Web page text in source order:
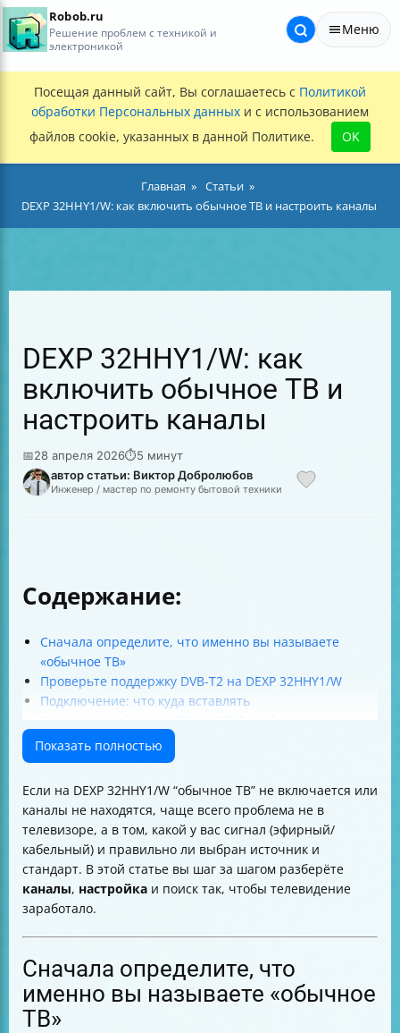
Robob.ru
Решение проблем с техникой и
электроникой
Меню
Посещая данный сайт, Вы соглашаетесь с Политикой
обработки Персональных данных и с использованием
файлов cookie, указанных в данной Политике.
OK
Главная
Статьи
DEXP 32HHY1/W: как включить обычное ТВ и настроить каналы
DEXP 32HHY1/W: как
включить обычное ТВ и
настроить каналы
📅28 апреля 2026⏱5 минут
автор статьи: Виктор Добролюбов
Инженер / мастер по ремонту бытовой техники
Содержание:
Сначала определите, что именно вы называете
«обычное ТВ»
Проверьте поддержку DVB-T2 на DEXP 32HHY1/W
Подключение: что куда вставлять
правильный источник
Автоматический поиск цифровых каналов (самый
Особенность режима «Норвегия/Финляндия» при
авто-поиске
Ручной поиск эфирных каналов (когда авто-поиск не
дал результата)
Ручной поиск кабельных каналов (если сигнал от
провайдера)
Как удалить ненужные каналы и навести порядок
Если картинка тормозит или “сыпется”: проверьте
Если ловит не все каналы или вообще “ноль”
Удобные функции в режиме цифрового телевидения
Итог: короткий план действий для DEXP 32HHY1/W
Показать полностью
Если на DEXP 32HHY1/W “обычное ТВ” не включается или
каналы не находятся, чаще всего проблема не в
телевизоре, а в том, какой у вас сигнал (эфирный/
кабельный) и правильно ли выбран источник и
стандарт. В этой статье вы шаг за шагом разберёте
каналы, настройка и поиск так, чтобы телевидение
заработало.
Сначала определите, что
именно вы называете «обычное
ТВ»